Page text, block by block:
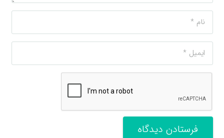
فرستادن دیدگاه